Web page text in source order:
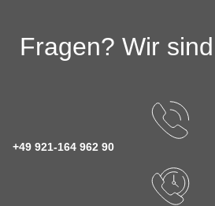
Fragen? Wir
+49 921-164 962 90